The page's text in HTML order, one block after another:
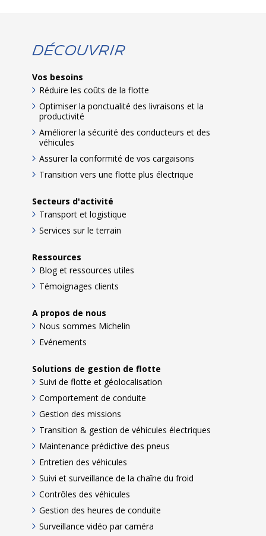
Découvrir
Vos besoins
Réduire les coûts de la flotte
Optimiser la ponctualité des livraisons et la
productivité
Améliorer la sécurité des conducteurs et des
véhicules
Assurer la conformité de vos cargaisons
Transition vers une flotte plus électrique
Secteurs d'activité
Transport et logistique
Services sur le terrain
Ressources
Blog et ressources utiles
Témoignages clients
A propos de nous
Nous sommes Michelin
Evénements
Solutions de gestion de flotte
Suivi de flotte et géolocalisation
Comportement de conduite
Gestion des missions
Transition & gestion de véhicules électriques
Maintenance prédictive des pneus
Entretien des véhicules
Suivi et surveillance de la chaîne du froid
Contrôles des véhicules
Gestion des heures de conduite
Surveillance vidéo par caméra